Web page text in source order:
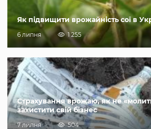
Як підвищити врожайність сої в
6 липня 1 255
Страхування врожаю, як не
захистити свій бізнес
7 липня 504